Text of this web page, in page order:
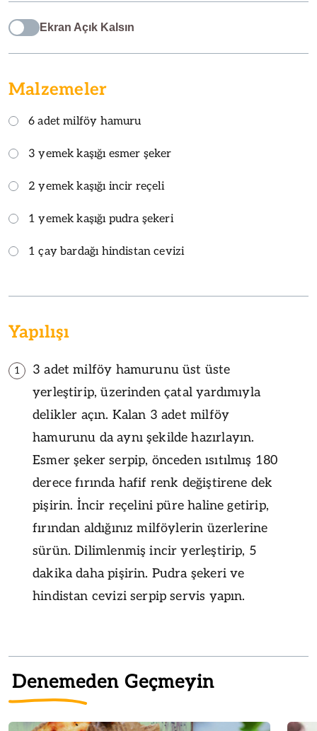
Ekran Açık Kalsın
Malzemeler
6 adet milföy hamuru
3 yemek kaşığı esmer şeker
2 yemek kaşığı incir reçeli
1 yemek kaşığı pudra şekeri
1 çay bardağı hindistan cevizi
Yapılışı
1
3 adet milföy hamurunu üst üste
yerleştirip, üzerinden çatal yardımıyla
delikler açın. Kalan 3 adet milföy
hamurunu da aynı şekilde hazırlayın.
Esmer şeker serpip, önceden ısıtılmış 180
derece fırında hafif renk değiştirene dek
pişirin. İncir reçelini püre haline getirip,
fırından aldığınız milföylerin üzerlerine
sürün. Dilimlenmiş incir yerleştirip, 5
dakika daha pişirin. Pudra şekeri ve
hindistan cevizi serpip servis yapın.
Denemeden Geçmeyin